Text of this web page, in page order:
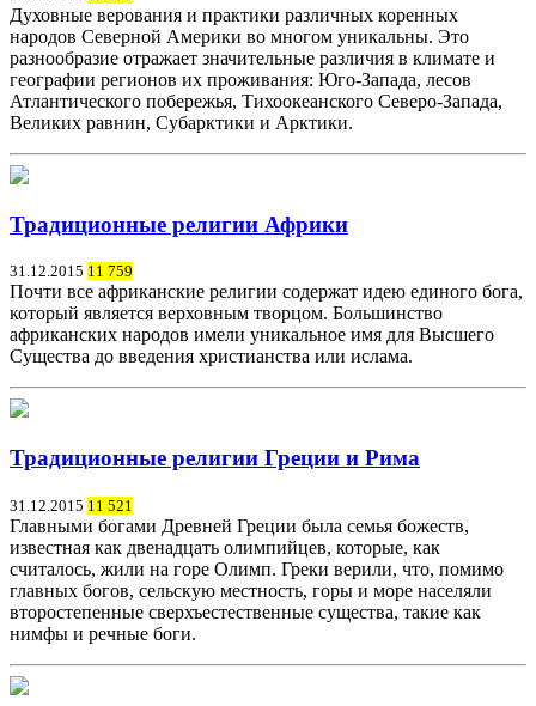
Духовные верования и практики различных коренных
народов Северной Америки во многом уникальны. Это
разнообразие отражает значительные различия в климате и
географии регионов их проживания: Юго-Запада, лесов
Атлантического побережья, Тихоокеанского Северо-Запада,
Великих равнин, Субарктики и Арктики.
Традиционные религии Африки
31.12.2015 11 759
Почти все африканские религии содержат идею единого бога,
который является верховным творцом. Большинство
африканских народов имели уникальное имя для Высшего
Существа до введения христианства или ислама.
Традиционные религии Греции и Рима
31.12.2015 11 521
Главными богами Древней Греции была семья божеств,
известная как двенадцать олимпийцев, которые, как
считалось, жили на горе Олимп. Греки верили, что, помимо
главных богов, сельскую местность, горы и море населяли
второстепенные сверхъестественные существа, такие как
нимфы и речные боги.